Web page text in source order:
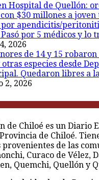
Hospital de Quellón:
$30 millones a
por apendicitis/
por 5 médicos y lo
2026
de 14 y 15
especies desde
Quedaron libres a
2, 2026
de Chiloé es un Diario
de Chiloé.
de las
Curaco de Vélez,
Quemchi, Quellón y